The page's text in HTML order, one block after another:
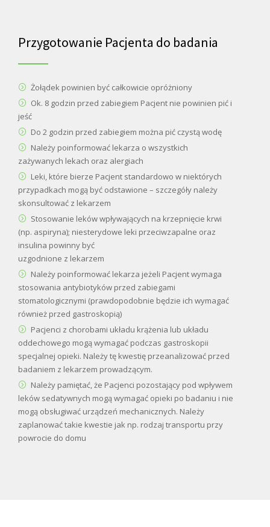
Przygotowanie Pacjenta do badania
Żołądek powinien być całkowicie opróżniony
Ok. 8 godzin przed zabiegiem Pacjent nie powinien pić i
jeść
Do 2 godzin przed zabiegiem można pić czystą wodę
Należy poinformować lekarza o wszystkich
zażywanych lekach oraz alergiach
Leki, które bierze Pacjent standardowo w niektórych
przypadkach mogą być odstawione – szczegóły należy
skonsultować z lekarzem
Stosowanie leków wpływających na krzepnięcie krwi
(np. aspiryna); niesterydowe leki przeciwzapalne oraz
insulina powinny być
uzgodnione z lekarzem
Należy poinformować lekarza jeżeli Pacjent wymaga
stosowania antybiotyków przed zabiegami
stomatologicznymi (prawdopodobnie będzie ich wymagać
również przed gastroskopią)
Pacjenci z chorobami układu krążenia lub układu
oddechowego mogą wymagać podczas gastroskopii
specjalnej opieki. Należy tę kwestię przeanalizować przed
badaniem z lekarzem prowadzącym.
Należy pamiętać, że Pacjenci pozostający pod wpływem
leków sedatywnych mogą wymagać opieki po badaniu i nie
mogą obsługiwać urządzeń mechanicznych. Należy
zaplanować takie kwestie jak np. rodzaj transportu przy
powrocie do domu